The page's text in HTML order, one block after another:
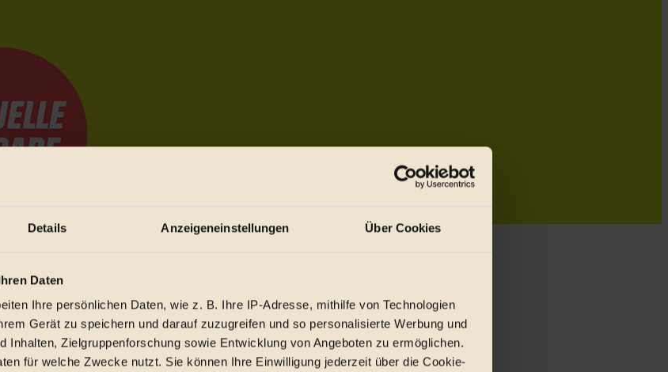
Details Anzeigeneinstellungen Über Cookies
Daten
Ihre persönlichen Daten, wie z. B. Ihre IP-Adresse, mithilfe von Technologien
Gerät zu speichern und darauf zuzugreifen und so personalisierte Werbung und
Inhalten, Zielgruppenforschung sowie Entwicklung von Angeboten zu ermöglichen.
für welche Zwecke nutzt. Sie können Ihre Einwilligung jederzeit über die Cookie-
festzuhalten.
oft zu Hause.
zu dir zurückkommen.